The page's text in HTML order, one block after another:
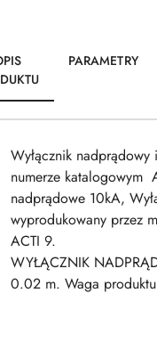
PARAMETRY
Wyłącznik
numerze katalogowym
nadprądowe 10kA,
wyprodukowany przez
ACTI 9.
WYŁĄCZNIK
0.02 m. Waga